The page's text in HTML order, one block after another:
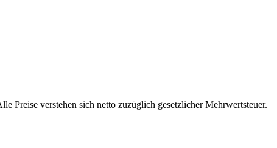
Preise verstehen sich netto zuzüglich gesetzlicher Mehrwertsteuer.